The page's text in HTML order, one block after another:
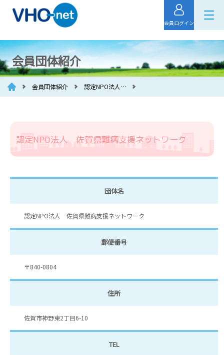
会員ログイン
会員団体紹介
会員団体紹介 認定NPO法人…
認定NPO法人 佐賀県難病支援ネットワーク
団体名
認定NPO法人 佐賀県難病支援ネットワーク
郵便番号
〒840-0804
住所
佐賀市神野東2丁目6-10
TEL